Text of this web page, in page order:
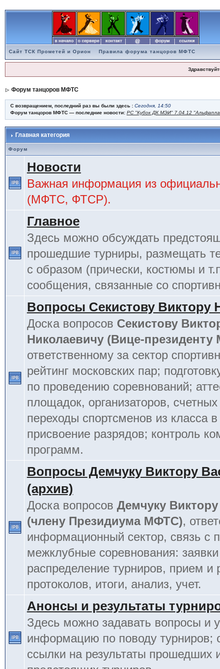
Сайт ТСК Прометей и Орион Правила форума танцоров МФТС
Форум танцоров МФТС
С возвращением, последний раз вы были здесь : Сегодня, 14:50
Форум танцоров МФТС — последние новости: РС "Кубок ДК МЭИ" 7.04.12
Главная категория
Форум
Новости
Важная информация из
(МФТС, ФТСР).
Главное
Здесь можно обсуждать
прошедшие турниры, размещать
с образом (прически, костюмы и
сообщения, связанные со
Вопросы Секистову Виктору
Доска вопросов Секистову
Николаевичу (Вице-
ответственному за сектор
рейтинг московских пар;
по проведению соревнований;
площадок, организаторов,
переходы спортсменов из класса в
присвоение разрядов; контроль
программ.
Вопросы Демчуку Виктору
(архив)
Доска вопросов Демчуку
(члену Президиума МФТС),
информационный сектор, связь с
межклубные соревнования:
распределение турниров, прием и
протоколов, итоги, анализ, учет.
Анонсы и результаты
Здесь можно задавать вопросы и
информацию по поводу турниров;
ссылки на результаты прошедших